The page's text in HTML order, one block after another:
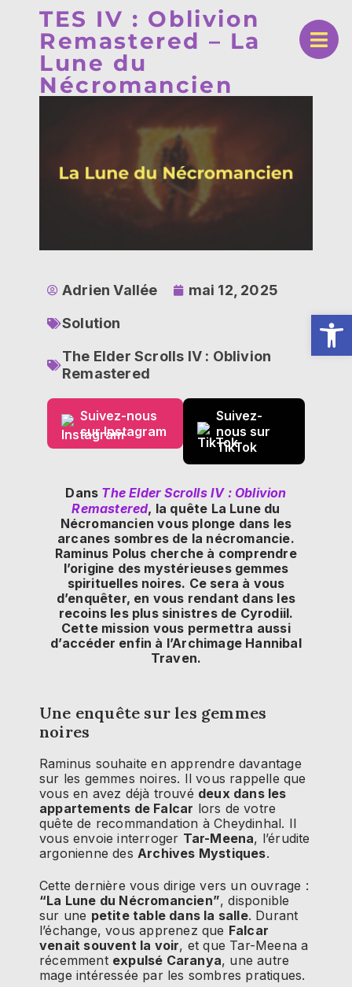
TES IV : Oblivion
Remastered – La
Lune du
Nécromancien
Adrien Vallée
mai 12, 2025
Solution
The Elder Scrolls IV : Oblivion
Remastered
Suivez-nous
sur Instagram
Suivez-
nous sur
TikTok
Dans The Elder Scrolls IV : Oblivion
Remastered, la quête La Lune du
Nécromancien vous plonge dans les
arcanes sombres de la nécromancie.
Raminus Polus cherche à comprendre
l’origine des mystérieuses gemmes
spirituelles noires. Ce sera à vous
d’enquêter, en vous rendant dans les
recoins les plus sinistres de Cyrodiil.
Cette mission vous permettra aussi
d’accéder enfin à l’Archimage Hannibal
Traven.
Une enquête sur les gemmes
noires
Raminus souhaite en apprendre davantage
sur les gemmes noires. Il vous rappelle que
vous en avez déjà trouvé deux dans les
appartements de Falcar lors de votre
quête de recommandation à Cheydinhal. Il
vous envoie interroger Tar-Meena, l’érudite
argonienne des Archives Mystiques.
Cette dernière vous dirige vers un ouvrage :
“La Lune du Nécromancien”, disponible
sur une petite table dans la salle. Durant
l’échange, vous apprenez que Falcar
venait souvent la voir, et que Tar-Meena a
récemment expulsé Caranya, une autre
mage intéressée par les sombres pratiques.